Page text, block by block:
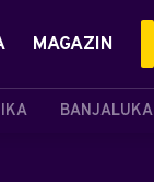
BANJALUKA
MAGAZIN